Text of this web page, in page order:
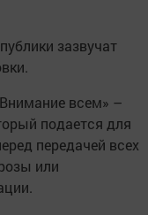
зазвучат
всем» –
подается для
передачей всех
или